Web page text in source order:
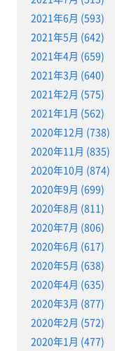
2021年6月 (593)
2021年5月 (642)
2021年4月 (659)
2021年3月 (640)
2021年2月 (575)
2021年1月 (562)
2020年12月 (738)
2020年11月 (835)
2020年10月 (874)
2020年9月 (699)
2020年8月 (811)
2020年7月 (806)
2020年6月 (617)
2020年5月 (638)
2020年4月 (635)
2020年3月 (877)
2020年2月 (572)
2020年1月 (477)